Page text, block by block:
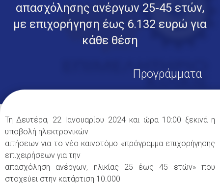
απασχόλησης ανέργων 25-45 ετών,
με επιχορήγηση έως 6.132 ευρώ για
κάθε θέση
Προγράμματα
Τη Δευτέρα, 22 Ιανουαρίου 2024 και ώρα 10:00 ξεκινά η
υποβολή ηλεκτρονικών
αιτήσεων για το νέο καινοτόμο «πρόγραμμα επιχορήγησης
επιχειρήσεων για την
απασχόληση ανέργων, ηλικίας 25 έως 45 ετών» που
στοχεύει στην κατάρτιση 10.000